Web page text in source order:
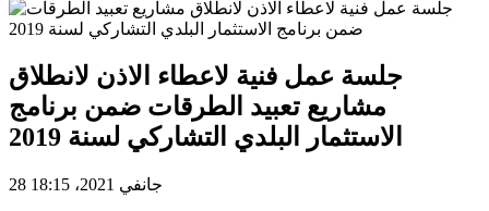
جلسة عمل فنية لاعطاء الاذن لانطلاق
مشاريع تعبيد الطرقات ضمن برنامج
الاستثمار البلدي التشاركي لسنة 2019
28 جانفي 2021، 18:15